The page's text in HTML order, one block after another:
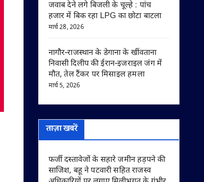
जवाब देने लगे बिजली के चूल्हे : पांच
हजार में बिक रहा LPG का छोटा बाटला
मार्च 28, 2026
नागौर-राजस्थान के डेगाना के खींवताना
निवासी दिलीप की ईरान-इजराइल जंग में
मौत, तेल टैंकर पर मिसाइल हमला
मार्च 5, 2026
ताज़ा खबरें
फर्जी दस्तावेजों के सहारे जमीन हड़पने की
साजिश, बहू ने पटवारी सहित राजस्व